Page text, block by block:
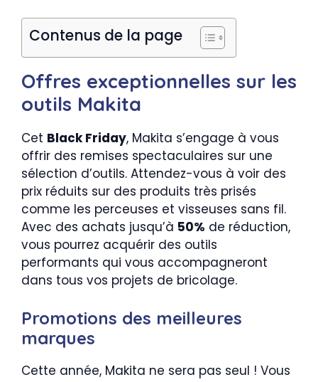
Contenus de la page
Offres exceptionnelles sur les
outils Makita
Cet Black Friday, Makita s’engage à vous
offrir des remises spectaculaires sur une
sélection d’outils. Attendez-vous à voir des
prix réduits sur des produits très prisés
comme les perceuses et visseuses sans fil.
Avec des achats jusqu’à 50% de réduction,
vous pourrez acquérir des outils
performants qui vous accompagneront
dans tous vos projets de bricolage.
Promotions des meilleures
marques
Cette année, Makita ne sera pas seul ! Vous